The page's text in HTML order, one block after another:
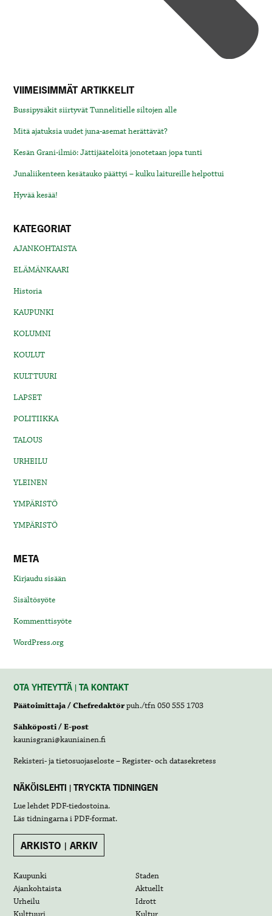
VIIMEISIMMÄT ARTIKKELIT
Bussipysäkit siirtyvät Tunnelitielle siltojen alle
Mitä ajatuksia uudet juna-asemat herättävät?
Kesän Grani-ilmiö: Jättijäätelöitä jonotetaan jopa tunti
Junaliikenteen kesätauko päättyi – kulku laitureille helpottui
Hyvää kesää!
KATEGORIAT
AJANKOHTAISTA
ELÄMÄNKAARI
Historia
KAUPUNKI
KOLUMNI
KOULUT
KULTTUURI
LAPSET
POLITIIKKA
TALOUS
URHEILU
YLEINEN
YMPÄRISTÖ
YMPÄRISTÖ
META
Kirjaudu sisään
Sisältösyöte
Kommenttisyöte
WordPress.org
OTA YHTEYTTÄ | TA KONTAKT
Päätoimittaja / Chefredaktörpuh./tfn 050 555 1703
Sähköposti / E-post
kaunisgrani@kauniainen.fi
Rekisteri- ja tietosuojaseloste – Register- och datasekretess
NÄKÖISLEHTI | TRYCKTA TIDNINGEN
Lue lehdetPDF-tiedostoina.
Läs tidningarna iPDF-format.
ARKISTO | ARKIV
Kaupunki
Staden
Ajankohtaista
Aktuellt
Urheilu
Idrott